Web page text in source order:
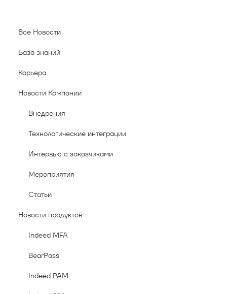
Все Новости
База знаний
Карьера
Новости Компании
Внедрения
Технологические интеграции
Интервью с заказчиками
Мероприятия
Статьи
Новости продуктов
Indeed MFA
BearPass
Indeed PAM